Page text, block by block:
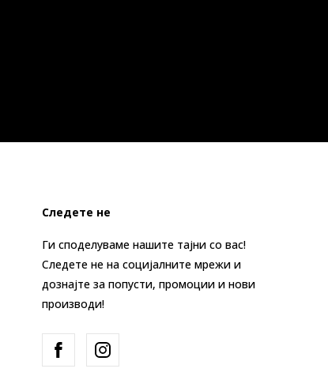
Следете не
Ги споделуваме нашите тајни со вас!
Следете не на социјалните мрежи и
дознајте за попусти, промоции и нови
производи!